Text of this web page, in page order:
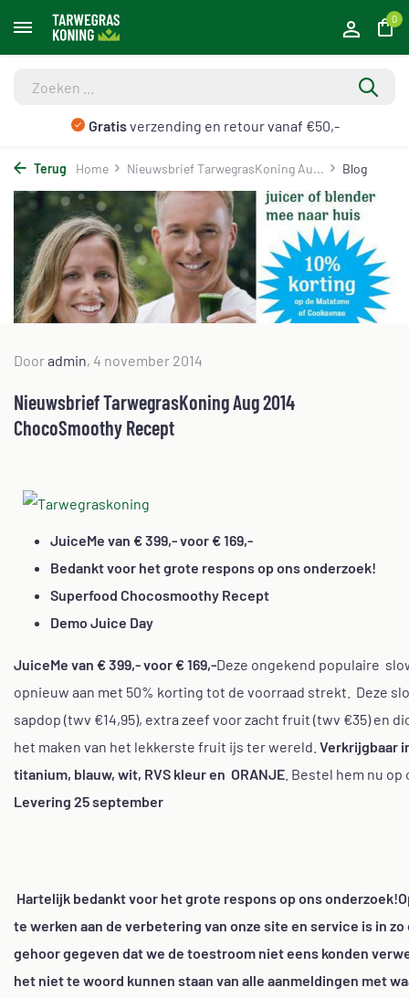
0
Gratisverzending en retour vanaf €50,-
Terug Home Nieuwsbrief TarwegrasKoning Au... Blog
Dooradmin, 4 november 2014
Nieuwsbrief TarwegrasKoning Aug 2014
ChocoSmoothy Recept
JuiceMe van € 399,- voor € 169,-
Bedankt voor het grote respons op ons onderzoek!
Superfood Chocosmoothy Recept
Demo Juice Day
JuiceMe van € 399,- voor € 169,-Deze ongekend populaire
opnieuw aan met 50% korting tot de voorraad strekt. Deze
sapdop (twv €14,95), extra zeef voor zacht fruit (twv €35) en
het maken van het lekkerste fruit ijs ter wereld. Verkrijgbaar
titanium, blauw, wit, RVS kleur en ORANJE . Bestel hem nu
Levering 25 september
Hartelijk bedankt voor het grote respons op ons onderzoek!
te werken aan de verbetering van onze site en service is in
gehoor gegeven dat we de toestroom niet eens konden
het niet te woord kunnen staan van alle aanmeldingen met